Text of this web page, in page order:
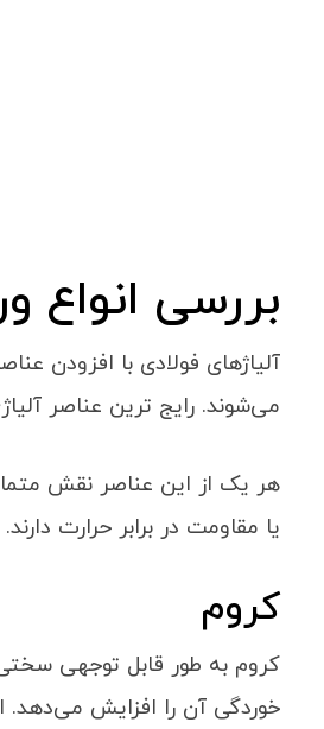
بررسی انواع
آلیاژهای فولادی با افزودن
می‌شوند. رایج ‌ترین عناصر
هر یک از این عناصر نقش
یا مقاومت در برابر حرارت دارند.
کروم
کروم به طور قابل توجهی
خوردگی آن را افزایش می‌دهد.